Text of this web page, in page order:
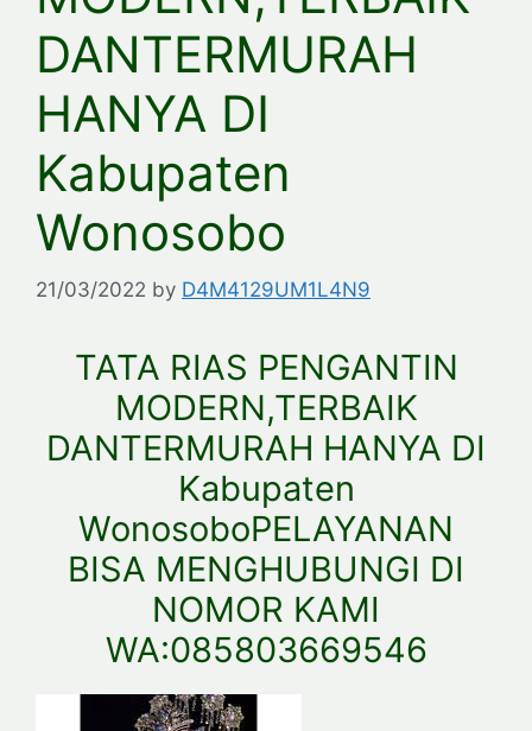
DANTERMURAH
HANYA DI
Kabupaten
Wonosobo
21/03/2022 by D4M4129UM1L4N9
TATA RIAS PENGANTIN
MODERN,TERBAIK
DANTERMURAH HANYA DI
Kabupaten
WonosoboPELAYANAN
BISA MENGHUBUNGI DI
NOMOR KAMI
WA:085803669546